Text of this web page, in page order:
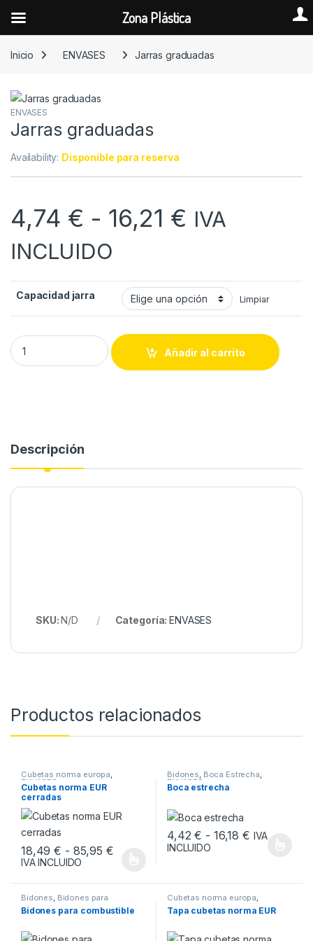
Inicio
ENVASES Jarras graduadas
ENVASES
Jarras graduadas
Availability: Disponible para reserva
4,74 € - 16,21 € Rango de
IVA
INCLUIDO
Capacidad jarra Limpiar
Jarras graduadas quantity
Añadir al carrito
Descripción
SKU:N/D Categoría:ENVASES
Productos relacionados
Cubetas norma europa,
ENVASES
Cubetas norma EUR
cerradas
18,49€ - 85,95 €Rango de precios: desde 18,49 €
IVA INCLUIDO
Este producto tiene múltiples variantes. Las opciones se
Bidones, Boca Estrecha,
ENVASES
Boca estrecha
4,42€ - 16,18 €Rango de
IVA
INCLUIDO
Este producto tiene múltiples
Bidones, Bidones para
combustible ENVASES
Bidones para combustible
Cubetas norma europa,
ENVASES
Tapa cubetas norma EUR
Zona Plástica